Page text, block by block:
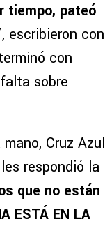
tiempo, pateó
escribieron con
con
sobre
Cruz Azul
respondió la
que no están
ESTÁ EN LA